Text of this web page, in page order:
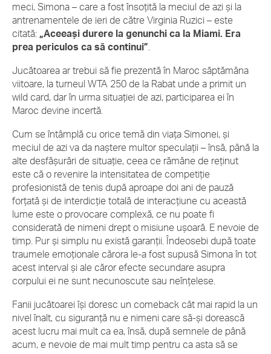
meci, Simona – care a fost însoțită la meciul de azi și la
antrenamentele de ieri de către Virginia Ruzici – este
citată: „Aceeași durere la genunchi ca la Miami. Era
prea periculos ca să continui”.
Jucătoarea ar trebui să fie prezentă în Maroc săptămâna
viitoare, la turneul WTA 250 de la Rabat unde a primit un
wild card, dar în urma situației de azi, participarea ei în
Maroc devine incertă.
Cum se întâmplă cu orice temă din viața Simonei, și
meciul de azi va da naștere multor speculații – însă, până la
alte desfășurări de situație, ceea ce rămâne de reținut
este că o revenire la intensitatea de competiție
profesionistă de tenis după aproape doi ani de pauză
forțată și de interdicție totală de interacțiune cu această
lume este o provocare complexă, ce nu poate fi
considerată de nimeni drept o misiune ușoară. E nevoie de
timp. Pur și simplu nu există garanții. Îndeosebi după toate
traumele emoționale cărora le-a fost supusă Simona în tot
acest interval și ale căror efecte secundare asupra
corpului ei ne sunt necunoscute sau neînțelese.
Fanii jucătoarei își doresc un comeback cât mai rapid la un
nivel înalt, cu siguranță nu e nimeni care să-și dorească
acest lucru mai mult ca ea, însă, după semnele de până
acum, e nevoie de mai mult timp pentru ca asta să se